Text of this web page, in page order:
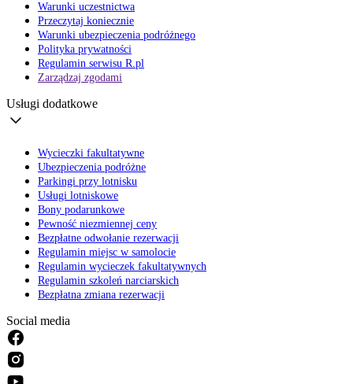
Warunki uczestnictwa
Przeczytaj koniecznie
Warunki ubezpieczenia podróżnego
Polityka prywatności
Regulamin serwisu R.pl
Zarządzaj zgodami
Usługi dodatkowe
Wycieczki fakultatywne
Ubezpieczenia podróżne
Parkingi przy lotnisku
Usługi lotniskowe
Bony podarunkowe
Pewność niezmiennej ceny
Bezpłatne odwołanie rezerwacji
Regulamin miejsc w samolocie
Regulamin wycieczek fakultatywnych
Regulamin szkoleń narciarskich
Bezpłatna zmiana rezerwacji
Social media